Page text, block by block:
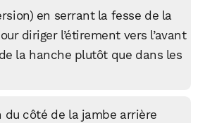
en serrant la fesse de la
diriger l’étirement vers l’avant
la hanche plutôt que dans les
du côté de la jambe arrière